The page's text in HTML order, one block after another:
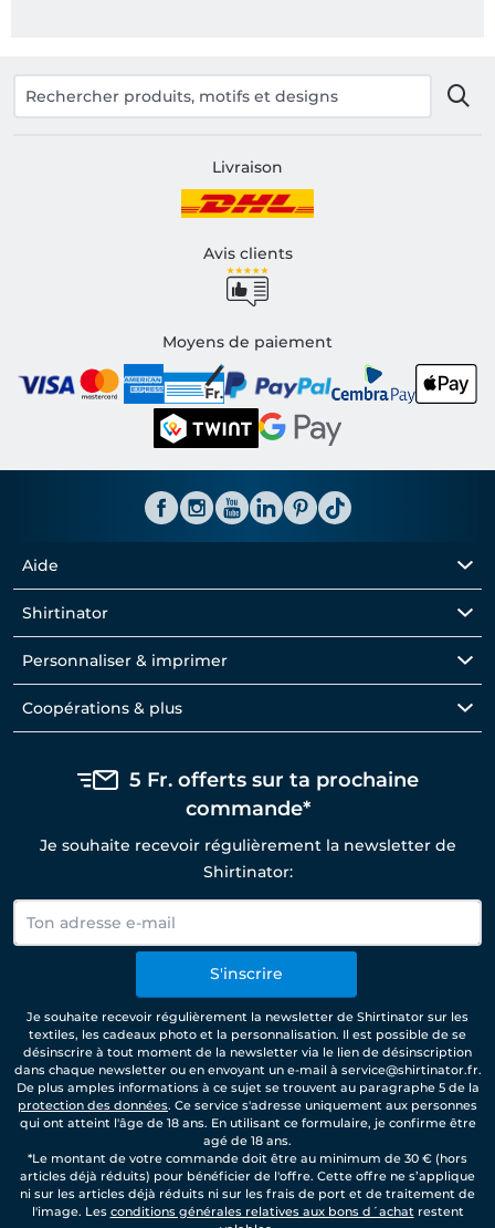
Livraison
Avis clients
Moyens de paiement
Aide
Shirtinator
Personnaliser & imprimer
Coopérations & plus
5 Fr. offerts sur ta prochaine
commande*
Je souhaite recevoir régulièrement la newsletter de
Shirtinator:
S'inscrire
Je souhaite recevoir régulièrement la newsletter de Shirtinator sur les
textiles, les cadeaux photo et la personnalisation. Il est possible de se
désinscrire à tout moment de la newsletter via le lien de désinscription
dans chaque newsletter ou en envoyant un e-mail à service@shirtinator.fr.
De plus amples informations à ce sujet se trouvent au paragraphe 5 de la
protection des données. Ce service s'adresse uniquement aux personnes
qui ont atteint l'âge de 18 ans. En utilisant ce formulaire, je confirme être
agé de 18 ans.
*Le montant de votre commande doit être au minimum de 30 € (hors
articles déjà réduits) pour bénéficier de l'offre. Cette offre ne s’applique
ni sur les articles déjà réduits ni sur les frais de port et de traitement de
l'image. Les conditions générales relatives aux bons d´achatrestent